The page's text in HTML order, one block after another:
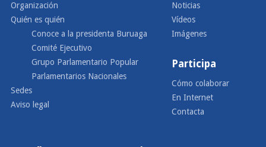
Organización
Quién es quién
Conoce a la presidenta Buruaga
Comité Ejecutivo
Grupo Parlamentario Popular
Parlamentarios Nacionales
Sedes
Aviso legal
Noticias
Vídeos
Imágenes
Participa
Cómo colaborar
En Internet
Contacta